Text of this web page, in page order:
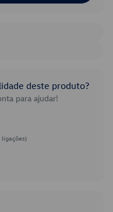
deste produto?
para ajudar!